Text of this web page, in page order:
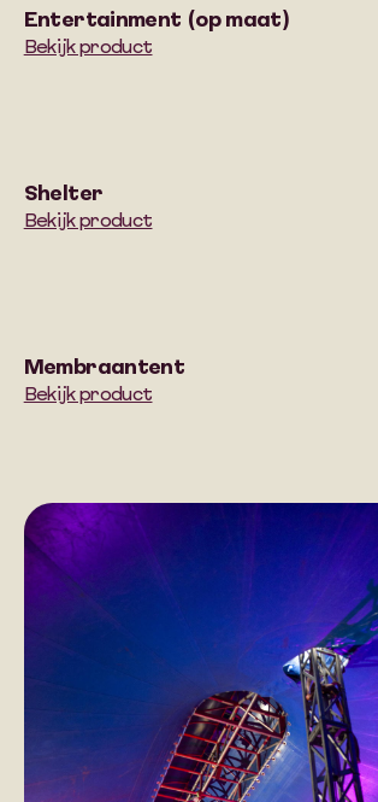
Entertainment (op maat)
Bekijk product
Shelter
Bekijk product
Membraantent
Bekijk product